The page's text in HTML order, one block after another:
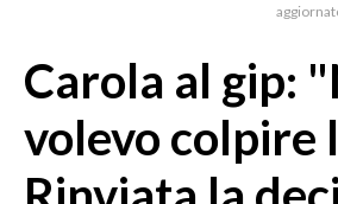
MEDIO CAMPIDANO
SASSARI E PROVINCIA
GALLURA
Carola al gip:
volevo colpire